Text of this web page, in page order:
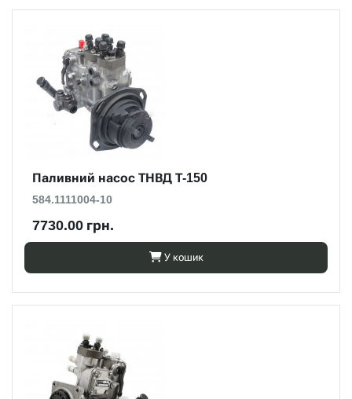
Паливний насос ТНВД Т-150
584.1111004-10
7730.00 грн.
У кошик